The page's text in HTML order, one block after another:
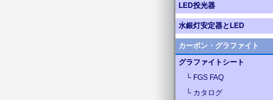
LED投光器
水銀灯安定器とLED
カーボン・グラファイト
グラファイトシート
└ FGS FAQ
└ カタログ